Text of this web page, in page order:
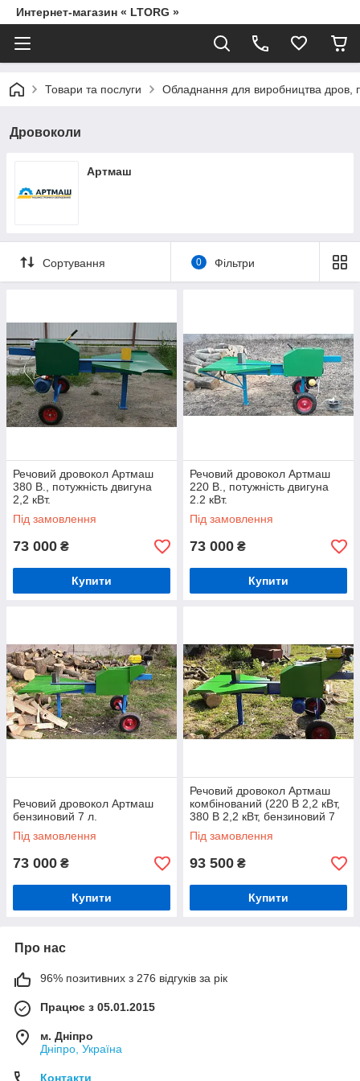
Интернет-магазин « LTORG »
Товари та послуги Обладнання для виробництва дров,
Дровоколи
Артмаш
Сортування 0 Фільтри
Речовий дровокол Артмаш
380 В., потужність двигуна
2,2 кВт.
Під замовлення
73 000 ₴
Купити
Речовий дровокол Артмаш
220 В., потужність двигуна
2.2 кВт.
Під замовлення
73 000 ₴
Купити
Речовий дровокол Артмаш
бензиновий 7 л.
Під замовлення
73 000 ₴
Купити
Речовий дровокол Артмаш
комбінований (220 В 2,2 кВт,
380 В 2,2 кВт, бензиновий 7
к.с)
Під замовлення
93 500 ₴
Купити
Про нас
96% позитивних з 276 відгуків за рік
Працює з 05.01.2015
м. Дніпро
Дніпро, Україна
Контакти